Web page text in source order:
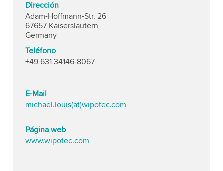
Dirección
Adam-Hoffmann-Str. 26
67657 Kaiserslautern
Germany
Teléfono
+49 631 34146-8067
E-Mail
michael.louis(at)wipotec.com
Página web
www.wipotec.com